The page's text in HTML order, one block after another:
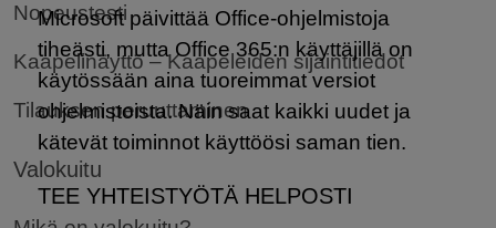
Nopeustesti
Kaapelinäyttö – Kaapeleiden sijaintitiedot
Tilauksen peruuttaminen
Valokuitu
Microsoft päivittää Office-ohjelmistoja
tiheästi, mutta Office 365:n käyttäjillä on
käytössään aina tuoreimmat versiot
ohjelmistoista. Näin saat kaikki uudet ja
kätevät toiminnot käyttöösi saman tien.
TEE YHTEISTYÖTÄ HELPOSTI